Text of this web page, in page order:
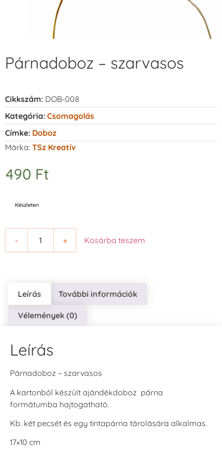
Párnadoboz – szarvasos
Cikkszám: DOB-008
Kategória: Csomagolás
Címke: Doboz
Márka: TSz Kreatív
490 Ft
Készleten
- + Kosárba teszem
Leírás További információk
Vélemények (0)
Leírás
Párnadoboz – szarvasos
A kartonból készült ajándékdoboz párna
formátumba hajtogatható.
Kb. két pecsét és egy tintapárna tárolására alkalmas.
17×10 cm